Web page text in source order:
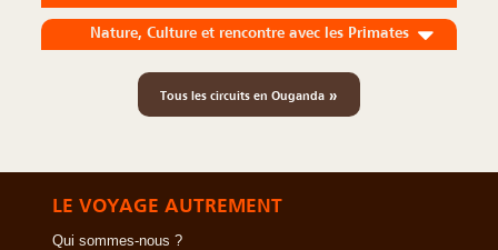
Nature, Culture et rencontre avec les Primates
Tous les circuits en Ouganda »
LE VOYAGE AUTREMENT
Qui sommes-nous ?